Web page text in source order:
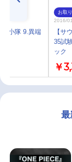
験小隊 9.異端
お取
2016/
【サ
35試
ック
￥
最